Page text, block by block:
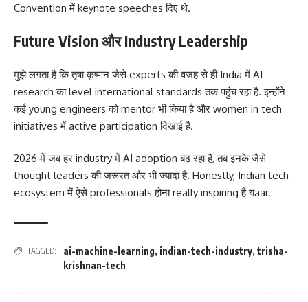
Convention में keynote speeches दिए थे.
Future Vision और Industry Leadership
मुझे लगता है कि तृषा कृष्णन जैसे experts की वजह से ही India में AI
research का level international standards तक पहुंच रहा है. इन्होंने
कई young engineers को mentor भी किया है और women in tech
initiatives में active participation दिखाई है.
2026 में जब हर industry में AI adoption बढ़ रहा है, तब इनके जैसे
thought leaders की जरूरत और भी ज्यादा है. Honestly, Indian tech
ecosystem में ऐसे professionals होना really inspiring है यaar.
TAGGED: ai-machine-learning, indian-tech-industry, trisha-
krishnan-tech